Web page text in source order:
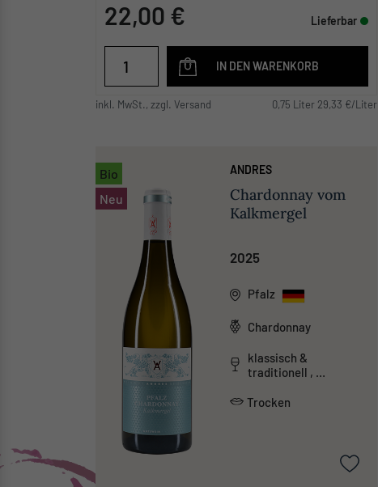
22,00 € Lieferbar
IN DEN WARENKORB
inkl. MwSt., zzgl. Versand 0,75 Liter 29,33 €/Liter
Bio
Neu
ANDRES
Chardonnay vom
Kalkmergel
2025
Pfalz
Chardonnay
klassisch &
traditionell ,
Trocken